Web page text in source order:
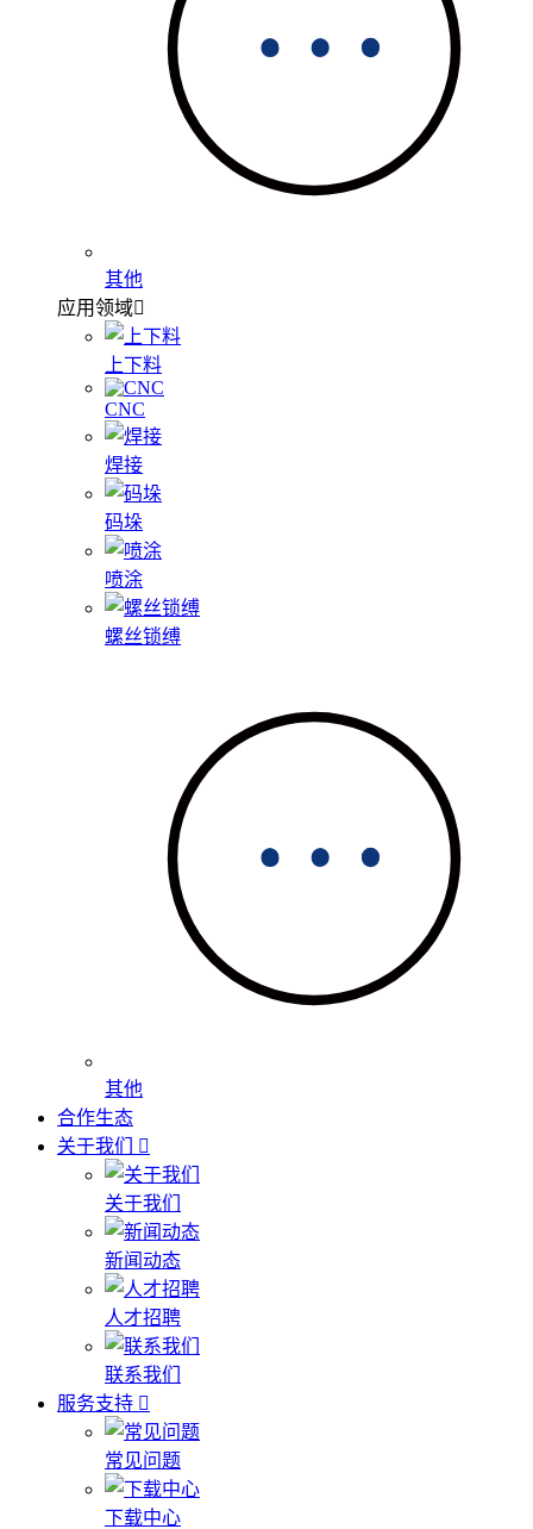
其他
应用领域
上下料
CNC
焊接
码垛
喷涂
螺丝锁缚
其他
合作生态
关于我们
关于我们
新闻动态
人才招聘
联系我们
服务支持
常见问题
下载中心